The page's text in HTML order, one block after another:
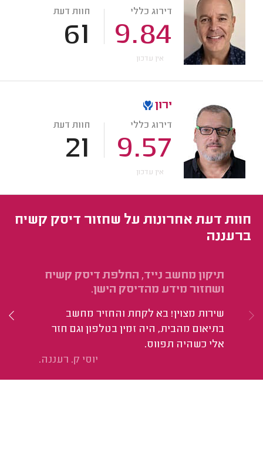
דירוג כללי
9.84
חוות דעת
61
אין עדכון
ירון
דירוג כללי
9.57
חוות דעת
21
אין עדכון
חוות דעת אחרונות על שחזור דיסק קשיח
ברעננה
תיקון מחשב נייד, החלפת דיסק קשיח
ושחזור מידע מהדיסק הישן.
שירות מצוין! בא לקחת והחזיר מחשב
בתיאום מהבית, היה זמין בטלפון וגם חזר
אלי כשהיה תפווס.
יוסי ק. רעננה.